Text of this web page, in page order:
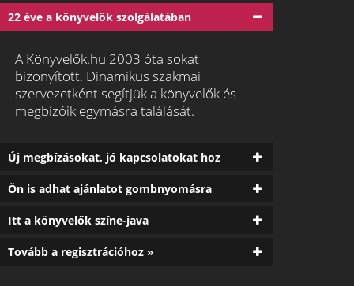
22 éve a könyvelők szolgálatában
A Könyvelők.hu 2003 óta sokat
bizonyított. Dinamikus szakmai
szervezetként segítjük a könyvelők és
megbízóik egymásra találását.
Új megbízásokat, jó kapcsolatokat hoz
Ön is adhat ajánlatot gombnyomásra
Itt a könyvelők színe-java
Tovább a regisztrációhoz »